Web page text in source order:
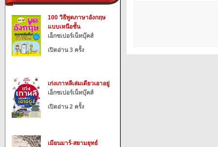
100 วิธีพูดภาษาอังกฤษ
แบบเหนือชั้น
เอ็กซเปอร์เน็ทบุ๊คส์
เปิดอ่าน 3 ครั้ง
เก่งเกาหลีเล่มเดียวเอาอยู่
เอ็กซเปอร์เน็ทบุ๊คส์
เปิดอ่าน 2 ครั้ง
เมียนมาร์-สยามยุทธ์